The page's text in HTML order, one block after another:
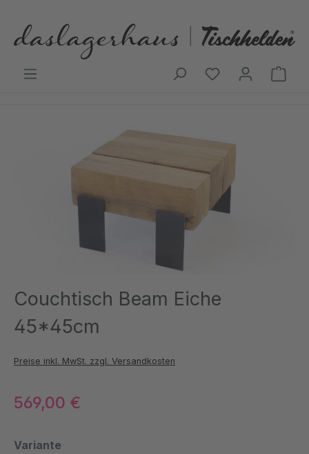
Bildergalerie überspringen
Couchtisch Beam Eiche
45*45cm
Preise inkl. MwSt. zzgl. Versandkosten
569,00 €
Variante